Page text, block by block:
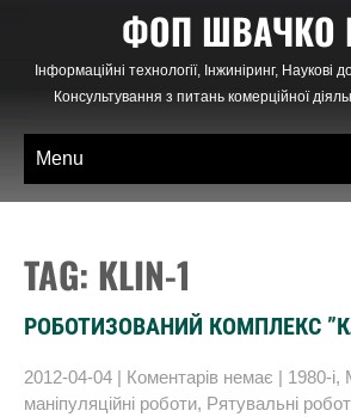
content
ФОП ШВАЧКО
Інформаційні технології, Інжиніринг, Наукові
Консультування з питань комерційної
Menu
TAG: KLIN-1
РОБОТИЗОВАНИЙ КОМПЛЕКС
2012-04-04 | Коментарів немає | 1980-і,
маніпуляційні роботи, Рятувальні